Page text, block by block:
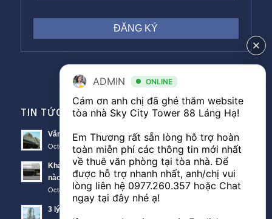
TIN TỨC VĂN PHÒNG
Văn phòng Sky City văn phòng cho thuê nổi bật tại Đống Đa
October 11, 2018 - 10:00 am
Khách hàng thuê văn phòng The Lancaster theo diện tích
nào?
October 11, 2018 - 3:51 am
3 lý do nên thuê văn phòng Sunwah Tower
ADMIN ONLINE
Cám ơn anh chị đã ghé thăm website
tòa nhà Sky City Tower 88 Láng Hạ!
Em Thương rất sẵn lòng hỗ trợ hoàn
toàn miễn phí các thông tin mới nhất
về thuê văn phòng tại tòa nhà. Để
được hỗ trợ nhanh nhất, anh/chị vui
lòng liên hệ 0977.260.357 hoặc Chat
ngay tại đây nhé ạ!